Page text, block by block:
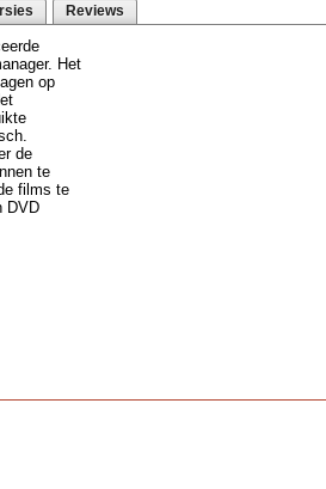
Reviews
Het
op
de
te
films te
DVD